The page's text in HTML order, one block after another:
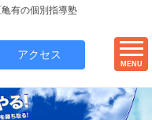
有の個別指導塾
アクセス
MENU